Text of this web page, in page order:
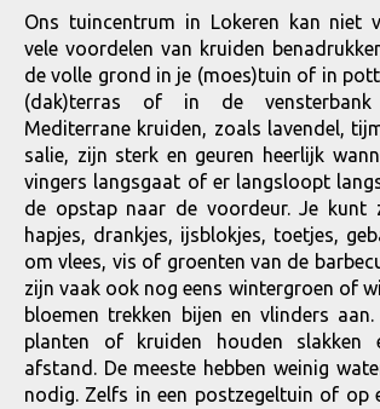
Ons tuincentrum in Lokeren kan niet
vele voordelen van kruiden
de volle grond in je (moes)tuin of in
(dak)terras of in de
Mediterrane kruiden, zoals lavendel,
salie, zijn sterk en geuren heerlijk
vingers langsgaat of er langsloopt
de opstap naar de voordeur. Je kunt
hapjes, drankjes, ijsblokjes, toetjes,
om vlees, vis of groenten van de
zijn vaak ook nog eens wintergroen of
bloemen trekken bijen en vlinders
planten of kruiden houden slakken
afstand. De meeste hebben weinig
nodig. Zelfs in een postzegeltuin of op